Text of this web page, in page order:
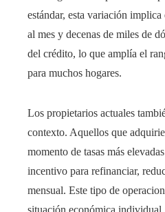
estándar, esta variación
al mes y decenas de miles de
del crédito, lo que amplía el
para muchos hogares.
Los propietarios actuales
contexto. Aquellos que
momento de tasas más
incentivo para refinanciar,
mensual. Este tipo de
situación económica